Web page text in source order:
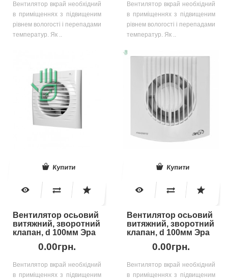
Вентилятор вкрай необхідний
в приміщеннях з підвищеним
рівнем вологості і перепадами
температур. Як ..
Вентилятор вкрай необхідний
в приміщеннях з підвищеним
рівнем вологості і перепадами
температур. Як ..
Купити
Вентилятор осьовий
витяжний, зворотний
клапан, d 100мм Эра
0.00грн.
Вентилятор вкрай необхідний
в приміщеннях з підвищеним
Купити
Вентилятор осьовий
витяжний, зворотний
клапан, d 100мм Эра
0.00грн.
Вентилятор вкрай необхідний
в приміщеннях з підвищеним